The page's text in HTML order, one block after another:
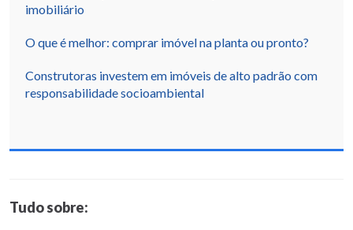
imobiliário
O que é melhor: comprar imóvel na planta ou pronto?
Construtoras investem em imóveis de alto padrão com
responsabilidade socioambiental
Tudo sobre: